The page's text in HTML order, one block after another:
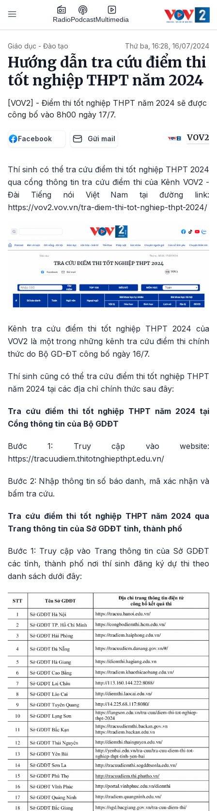
Nhảy đến nội dung
RadioPodcastMultimedia
Giáo dục - Đào tạo Thứ ba, 16:28, 16/07/2024
Hướng dẫn tra cứu điểm thi
tốt nghiệp THPT năm 2024
[VOV2] - Điểm thi tốt nghiệp THPT năm 2024 sẽ được
công bố vào 8h00 ngày 17/7.
Facebook Gửi mail VOV2
Thí sinh có thể tra cứu điểm thi tốt nghiệp THPT 2024
qua cổng thông tin tra cứu điểm thi của Kênh VOV2 -
Đài Tiếng nói Việt Nam tại đường link:
https://vov2.vov.vn/tra-diem-thi-tot-nghiep-thpt-2024/
Kênh tra cứu điểm thi tốt nghiệp THPT 2024 của
VOV2 là một trong những kênh tra cứu điểm thi chính
thức do Bộ GD-ĐT công bố ngày 16/7.
Thí sinh cũng có thể tra cứu điểm thi tốt nghiệp THPT
năm 2024 tại các địa chỉ chính thức sau đây:
Tra cứu điểm thi tốt nghiệp THPT năm 2024 tại
Cổng thông tin của Bộ GDĐT
Bước 1: Truy cập vào website:
https://tracuudiem.thitotnghiepthpt.edu.vn/
Bước 2: Nhập thông tin số báo danh, mã xác nhận và
bấm tra cứu.
Tra cứu điểm thi tốt nghiệp THPT năm 2024 qua
Trang thông tin của Sở GDĐT tỉnh, thành phố
Bước 1: Truy cập vào Trang thông tin của Sở GDĐT
các tỉnh, thành phố nơi thí sinh đăng ký dự thi theo
danh sách dưới đây: